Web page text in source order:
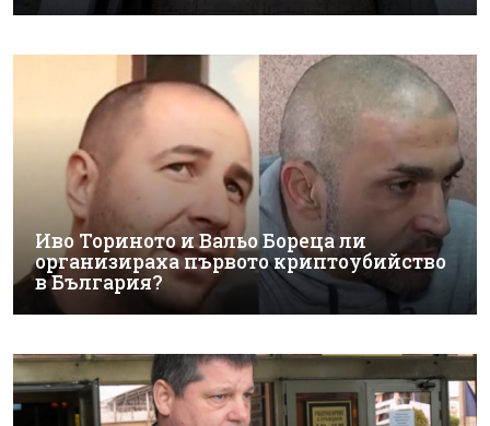
Иво Ториното и Вальо Бореца ли
организираха първото криптоубийство
в България?